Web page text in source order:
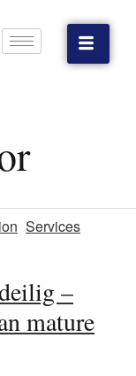
Services
–
mature